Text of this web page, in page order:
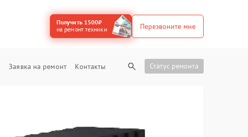
Получить 1500₽
на ремонт техники
Перезвоните мне
Заявка на ремонт Контакты Статус ремонта